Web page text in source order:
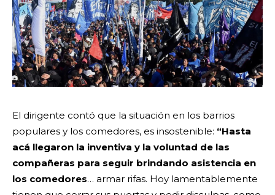
El dirigente contó que la situación en los barrios
populares y los comedores, es insostenible: “Hasta
acá llegaron la inventiva y la voluntad de las
compañeras para seguir brindando asistencia en
los comedores… armar rifas. Hoy lamentablemente